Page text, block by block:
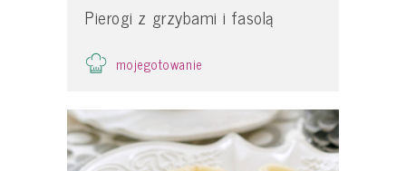
Pierogi z grzybami i fasolą
mojegotowanie